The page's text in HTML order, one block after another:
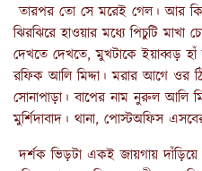
তারপর তো সে মরেই গেল। আর
ঝিরঝিরে হাওয়ার মধ্যে পিচুটি
দেখতে দেখতে, মুখটাকে ইয়াব্বড়
রফিক আলি মিদ্দা। মরার আগে ওর
সোনাপাড়া। বাপের নাম নুরুল আলি
মুর্শিদাবাদ। থানা, পোস্টঅফিস
দর্শক ভিড়টা একই জায়গায়